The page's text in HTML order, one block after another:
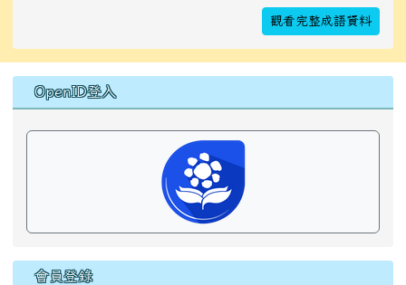
觀看完整成語資料
右邊區域內容
OpenID登入
會員登錄